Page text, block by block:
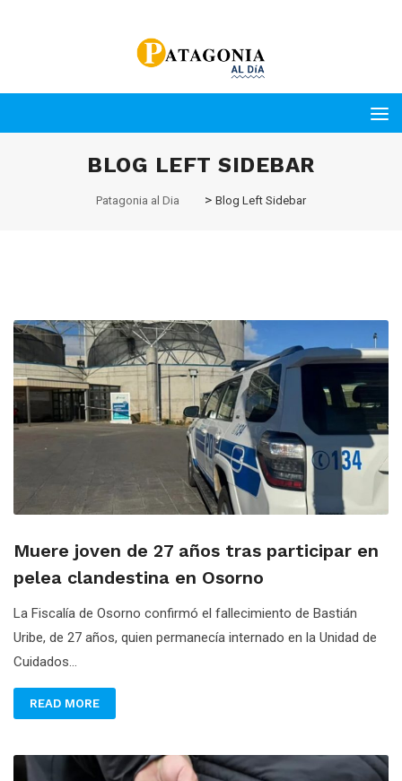
BLOG LEFT SIDEBAR
Patagonia al Dia > Blog Left Sidebar
Muere joven de 27 años tras participar en
pelea clandestina en Osorno
La Fiscalía de Osorno confirmó el fallecimiento de Bastián
Uribe, de 27 años, quien permanecía internado en la Unidad de
Cuidados...
READ MORE